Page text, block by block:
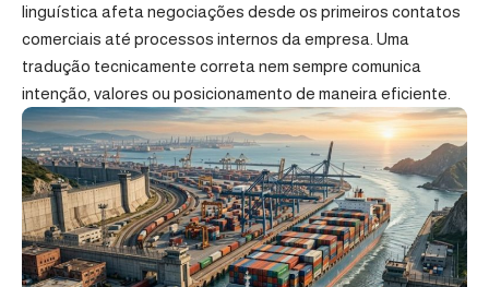
linguística afeta negociações desde os primeiros contatos
comerciais até processos internos da empresa. Uma
tradução tecnicamente correta nem sempre comunica
intenção, valores ou posicionamento de maneira eficiente.